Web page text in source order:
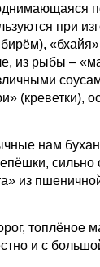
при
из рыбы –
(креветки),
нам
из
и с